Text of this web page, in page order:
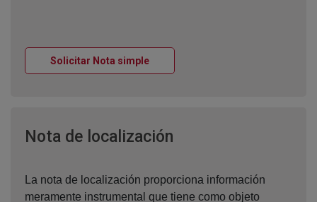
Solicitar Nota simpleVentana nueva
Nota de localización
La nota de localización proporciona información
meramente instrumental que tiene como objeto